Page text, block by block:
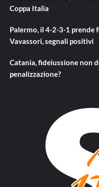
Coppa Italia
Palermo, il 4-2-3-1 prende
Vavassori, segnali positivi
Catania, fideiussione non
penalizzazione?